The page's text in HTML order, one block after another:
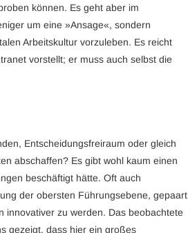
können. Es geht aber im
um eine »Ansage«, sondern
Arbeitskultur vorzuleben. Es reicht
vorstellt; er muss auch selbst die
Entscheidungsfreiraum oder gleich
abschaffen? Es gibt wohl kaum einen
beschäftigt hätte. Oft auch
der obersten Führungsebene, gepaart
innovativer zu werden. Das beobachtete
gezeigt, dass hier ein großes